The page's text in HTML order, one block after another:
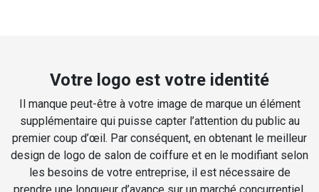
Votre logo est votre identité
Il manque peut-être à votre image de marque un élément
supplémentaire qui puisse capter l’attention du public au
premier coup d’œil. Par conséquent, en obtenant le meilleur
design de logo de salon de coiffure et en le modifiant selon
les besoins de votre entreprise, il est nécessaire de